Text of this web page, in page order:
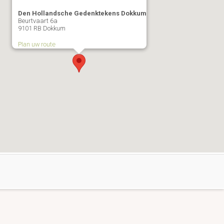
Den Hollandsche Gedenktekens Dokkum
Beurtvaart 6a
9101 RB Dokkum
Plan uw route